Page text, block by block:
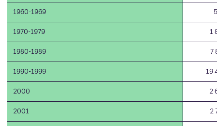
1960-1969
1970-1979 1
1980-1989 7
1990-1999 19
2000 2
2001 2